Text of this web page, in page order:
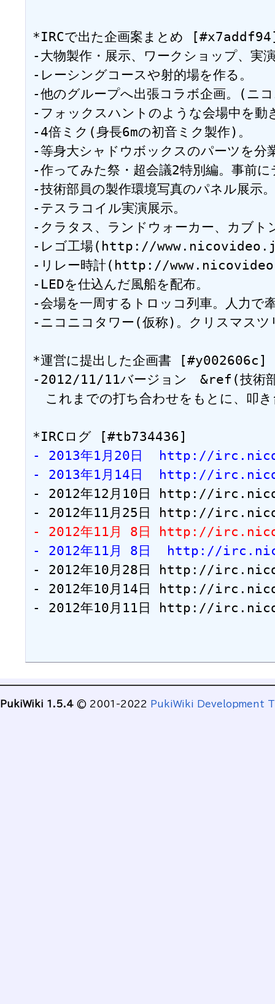
*IRCで出た企画案まとめ
-大物製作・展示、ワークショップ、実
-レーシングコースや射的場を作る。
-他のグループへ出張コラボ企画。(ニ
-フォックスハントのような会場中を動
-4倍ミク(身長6mの初音ミク製作)。
-等身大シャドウボックスのパーツを分
-作ってみた祭・超会議2特別編。事前
-技術部員の製作環境写真のパネル展示。
-テスラコイル実演展示。
-クラタス、ランドウォーカー、カブト
-レゴ工場(http://
-リレー時計(http://
-LEDを仕込んだ風船を配布。
-会場を一周するトロッコ列車。人力で
-ニコニコタワー(仮称)。クリスマスツ
*運営に提出した企画書 [#y002606c]
-2012/11/11バージョン　&ref(技術
これまでの打ち合わせをもとに、叩
- 2013年1月20日  http://
- 2013年1月14日  http://
- 2012年12月10日 http://
- 2012年11月 8日 http://
- 2012年11月 8日  http://
- 2012年10月28日 http://
- 2012年10月14日 http://
- 2012年10月11日 http://
PukiWiki 1.5.4 © 2001-2022 PukiWiki Development